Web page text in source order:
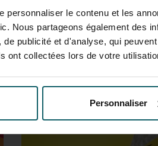
personnaliser le contenu et les
Nous partageons également des
publicité et d'analyse, qui
ont collectées lors de votre
Personnaliser